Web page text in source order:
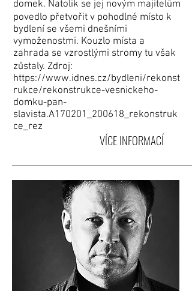
VÍCE INFORMACÍ
domek. Natolik se jej novým majitelům
povedlo přetvořit v pohodlné místo k
bydlení se všemi dnešními
vymoženostmi. Kouzlo místa a
zahrada se vzrostlými stromy tu však
zůstaly. Zdroj:
https://www.idnes.cz/bydleni/rekonst
rukce/rekonstrukce-vesnickeho-
domku-pan-
slavista.A170201_200618_rekonstruk
ce_rez